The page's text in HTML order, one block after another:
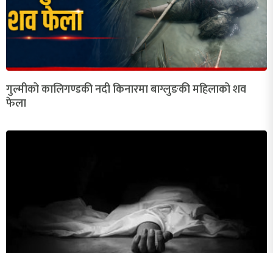
गुल्मीको कालिगण्डकी नदी किनारमा बाग्लुङकी महिलाको शव
फेला